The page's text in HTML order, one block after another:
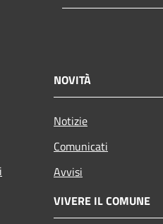
NOVITÀ
Notizie
Comunicati
Avvisi
VIVERE IL COMUNE